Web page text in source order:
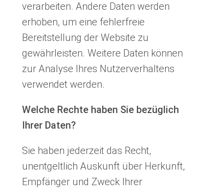
verarbeiten. Andere Daten werden
erhoben, um eine fehlerfreie
Bereitstellung der Website zu
gewährleisten. Weitere Daten können
zur Analyse Ihres Nutzerverhaltens
verwendet werden.
Welche Rechte haben Sie bezüglich
Ihrer Daten?
Sie haben jederzeit das Recht,
unentgeltlich Auskunft über Herkunft,
Empfänger und Zweck Ihrer